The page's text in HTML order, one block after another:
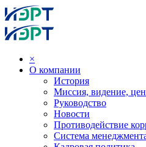
×
О компании
История
Миссия, видение,
Руководство
Новости
Противодействие
Система